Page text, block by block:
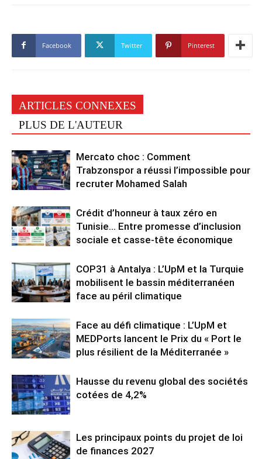
Facebook Twitter Pinterest
ARTICLES CONNEXES
PLUS DE L'AUTEUR
Mercato choc : Comment
Trabzonspor a réussi l’impossible pour
recruter Mohamed Salah
Crédit d’honneur à taux zéro en
Tunisie… Entre promesse d’inclusion
sociale et casse-tête économique
COP31 à Antalya : L’UpM et la Turquie
mobilisent le bassin méditerranéen
face au péril climatique
Face au défi climatique : L’UpM et
MEDPorts lancent le Prix du « Port le
plus résilient de la Méditerranée »
Hausse du revenu global des sociétés
cotées de 4,2%
Les principaux points du projet de loi
de finances 2027